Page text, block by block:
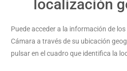
localización
Puede acceder a la información de
Cámara a través de su ubicación
pulsar en el cuadro que identifica la